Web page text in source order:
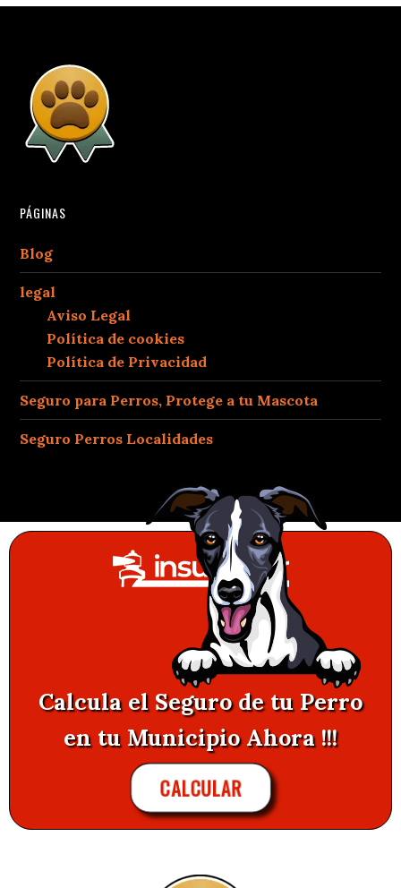
PÁGINAS
Blog
legal
Aviso Legal
Política de cookies
Política de Privacidad
Seguro para Perros, Protege a tu Mascota
Seguro Perros Localidades
Calcula el Seguro de tu Perro
en tu Municipio Ahora !!!
CALCULAR